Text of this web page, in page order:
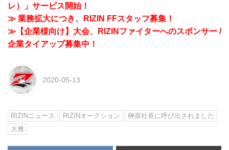
レ）」サービス開始！
≫ 業務拡大につき、RIZIN FFスタッフ募集！
≫【企業様向け】大会、RIZINファイターへのスポンサー /
企業タイアップ募集中！
2020-05-13
RIZINニュース RIZINオークション
榊原社長に呼び出されました
大雅